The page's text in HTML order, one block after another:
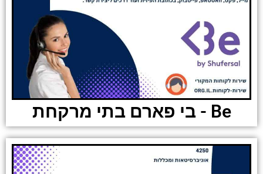
Be - בי פארם בתי מרקחת